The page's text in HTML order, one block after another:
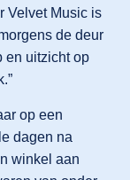
Velvet Music is
de deur
en uitzicht op
op een
dagen na
winkel aan